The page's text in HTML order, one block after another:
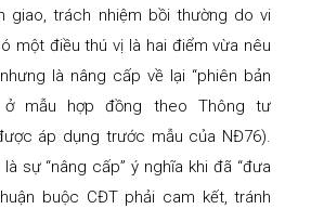
giao, trách nhiệm bồi thường do vi
một điều thú vị là hai điểm vừa nêu
là nâng cấp về lại “phiên bản
mẫu hợp đồng theo Thông tư
áp dụng trước mẫu của NĐ76).
sự “nâng cấp” ý nghĩa khi đã “đưa
buộc CĐT phải cam kết, tránh